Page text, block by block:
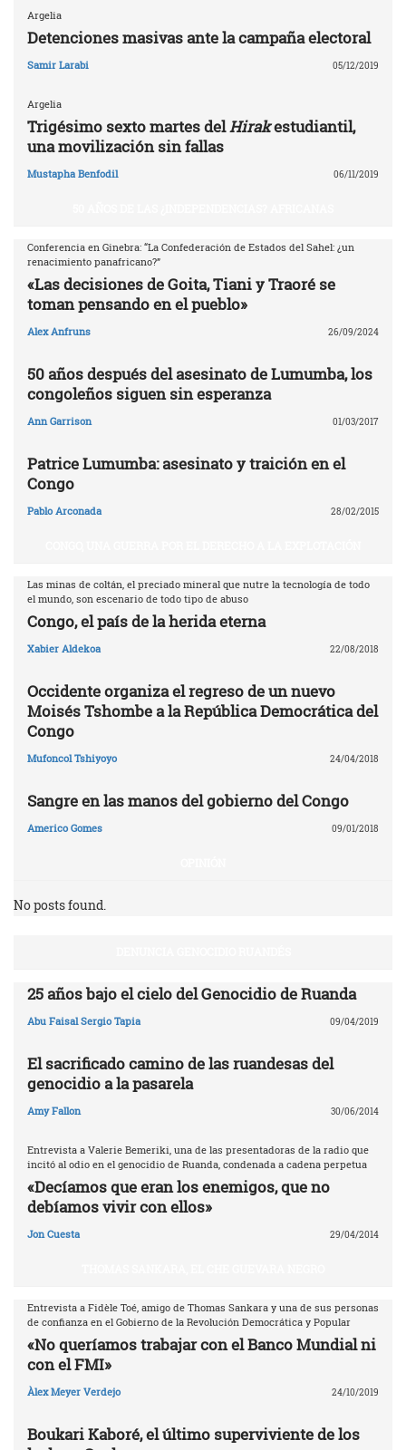
Argelia
Detenciones masivas ante la campaña electoral
Samir Larabi 05/12/2019
Argelia
Trigésimo sexto martes delHirakestudiantil,
una movilización sin fallas
Mustapha Benfodil 06/11/2019
Conferencia en Ginebra: “La Confederación de Estados del Sahel: ¿un
renacimiento panafricano?”
«Las decisiones de Goita, Tiani y Traoré se
toman pensando en el pueblo»
Alex Anfruns 26/09/2024
50 años después del asesinato de Lumumba, los
congoleños siguen sin esperanza
Ann Garrison 01/03/2017
Patrice Lumumba: asesinato y traición en el
Congo
Pablo Arconada 28/02/2015
Las minas de coltán, el preciado mineral que nutre la tecnología de todo
el mundo, son escenario de todo tipo de abuso
Congo, el país de la herida eterna
Xabier Aldekoa 22/08/2018
Occidente organiza el regreso de un nuevo
Moisés Tshombe a la República Democrática del
Congo
Mufoncol Tshiyoyo 24/04/2018
Sangre en las manos del gobierno del Congo
Americo Gomes 09/01/2018
No posts found.
25 años bajo el cielo del Genocidio de Ruanda
Abu Faisal Sergio Tapia 09/04/2019
El sacrificado camino de las ruandesas del
genocidio a la pasarela
Amy Fallon 30/06/2014
Entrevista a Valerie Bemeriki, una de las presentadoras de la radio que
incitó al odio en el genocidio de Ruanda, condenada a cadena perpetua
«Decíamos que eran los enemigos, que no
debíamos vivir con ellos»
Jon Cuesta 29/04/2014
Entrevista a Fidèle Toé, amigo de Thomas Sankara y una de sus personas
de confianza en el Gobierno de la Revolución Democrática y Popular
«No queríamos trabajar con el Banco Mundial ni
con el FMI»
Àlex Meyer Verdejo 24/10/2019
Boukari Kaboré, el último superviviente de los